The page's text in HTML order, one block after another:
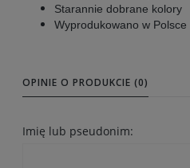
Starannie dobrane kolory
Wyprodukowano w Polsce
OPINIE O PRODUKCIE (0)
Imię lub pseudonim: